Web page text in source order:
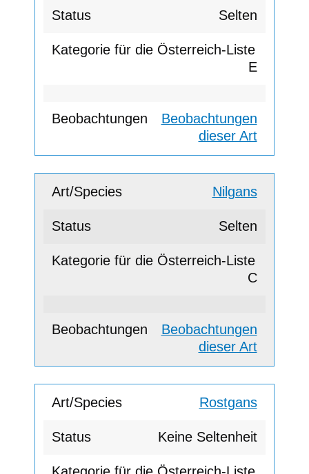
Selten
E
Beobachtungen
dieser Art
Nilgans
Selten
C
Beobachtungen
dieser Art
Rostgans
Keine Seltenheit